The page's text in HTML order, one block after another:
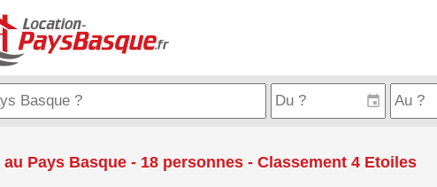
Pays Basque - 18 personnes - Classement 4 Etoiles